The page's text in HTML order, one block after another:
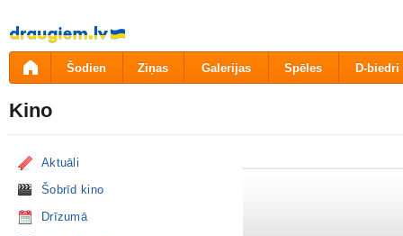
Pāriet
uz
saturu
Šodien Ziņas Galerijas Spēles D-biedri
Kino
Aktuāli
Šobrīd kino
Drīzumā